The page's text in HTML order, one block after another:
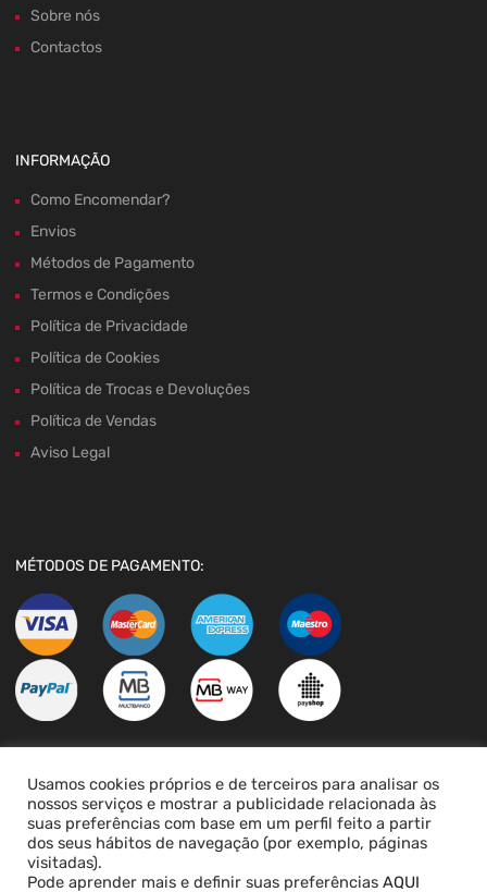
Sobre nós
Contactos
INFORMAÇÃO
Como Encomendar?
Envios
Métodos de Pagamento
Termos e Condições
Política de Privacidade
Política de Cookies
Política de Trocas e Devoluções
Política de Vendas
Aviso Legal
MÉTODOS DE PAGAMENTO:
LIVRO DE RECLAMAÇÕES
Usamos cookies próprios e de terceiros para analisar os
nossos serviços e mostrar a publicidade relacionada às
suas preferências com base em um perfil feito a partir
dos seus hábitos de navegação (por exemplo, páginas
visitadas).
Pode aprender mais e definir suas preferências AQUI